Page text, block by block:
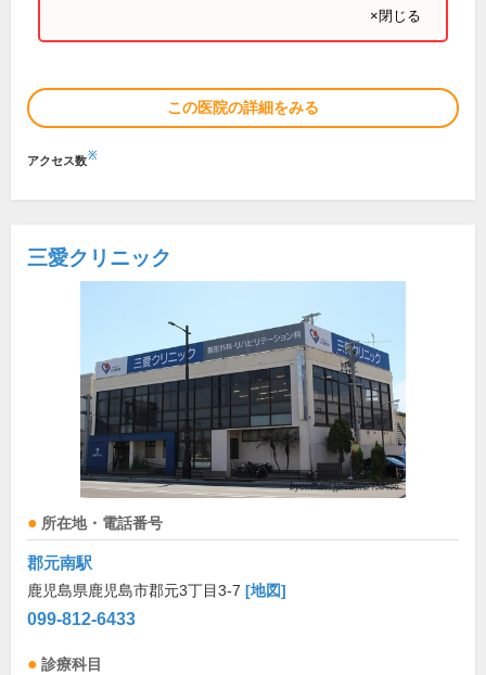
×閉じる
この医院の詳細をみる
アクセス数※
三愛クリニック
所在地・電話番号
郡元南駅
鹿児島県鹿児島市郡元3丁目3-7 [地図]
099-812-6433
診療科目